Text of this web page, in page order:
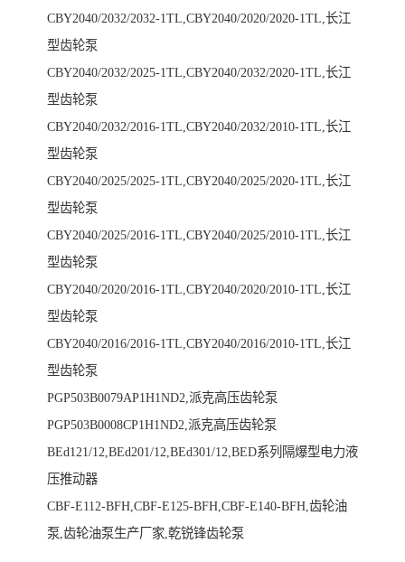
CBY2040/2032/2032-1TL,CBY2040/2020/2020-1TL,长江
型齿轮泵
CBY2040/2032/2025-1TL,CBY2040/2032/2020-1TL,长江
型齿轮泵
CBY2040/2032/2016-1TL,CBY2040/2032/2010-1TL,长江
型齿轮泵
CBY2040/2025/2025-1TL,CBY2040/2025/2020-1TL,长江
型齿轮泵
CBY2040/2025/2016-1TL,CBY2040/2025/2010-1TL,长江
型齿轮泵
CBY2040/2020/2016-1TL,CBY2040/2020/2010-1TL,长江
型齿轮泵
CBY2040/2016/2016-1TL,CBY2040/2016/2010-1TL,长江
型齿轮泵
PGP503B0079AP1H1ND2,派克高压齿轮泵
PGP503B0008CP1H1ND2,派克高压齿轮泵
BEd121/12,BEd201/12,BEd301/12,BED系列隔爆型电力液
压推动器
CBF-E112-BFH,CBF-E125-BFH,CBF-E140-BFH,齿轮油
泵,齿轮油泵生产厂家,乾锐锋齿轮泵